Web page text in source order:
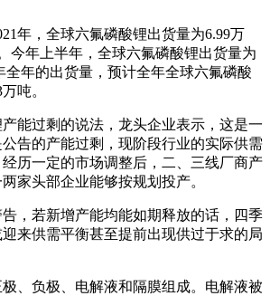
，全球六氟磷酸锂出货量为6.99万
今年上半年，全球六氟磷酸锂出货量为
全年的出货量，预计全年全球六氟磷酸
吨。
过剩的说法，龙头企业表示，这是一
告的产能过剩，现阶段行业的实际供需
历一定的市场调整后，二、三线厂商产
家头部企业能够按规划投产。
若新增产能均能如期释放的话，四季
来供需平衡甚至提前出现供过于求的局
负极、电解液和隔膜组成。电解液被